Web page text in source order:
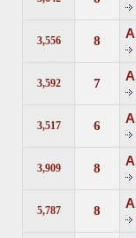
8
3,556
7
3,592
6
3,517
8
3,909
8
5,787